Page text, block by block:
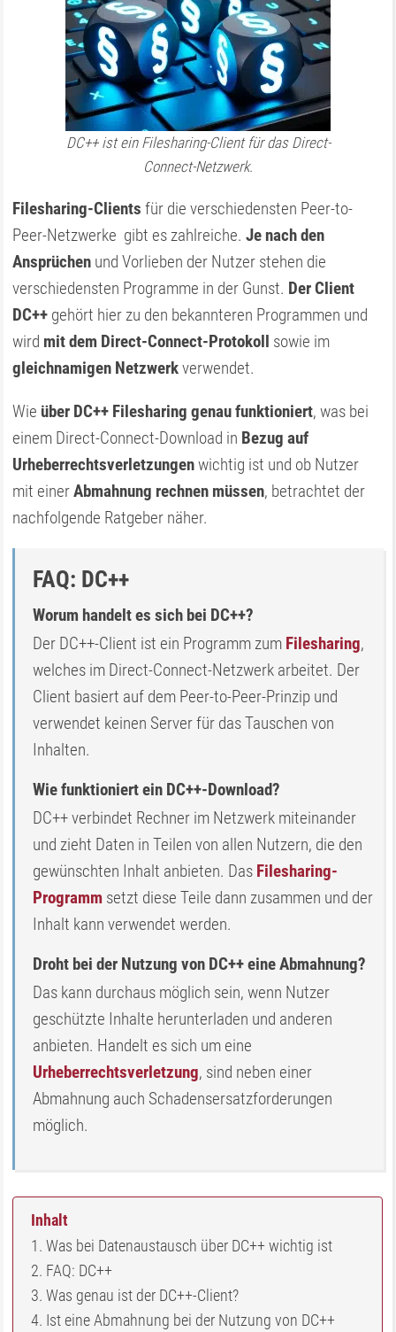
DC++ ist ein Filesharing-Client für das Direct-
Connect-Netzwerk.
Filesharing-Clients für die verschiedensten Peer-to-
Peer-Netzwerke gibt es zahlreiche.Je nach den
Ansprüchen und Vorlieben der Nutzer stehen die
verschiedensten Programme in der Gunst. Der Client
DC++ gehört hier zu den bekannteren Programmen und
wird mit dem Direct-Connect-Protokoll sowie im
gleichnamigen Netzwerkverwendet.
Wie über DC++ Filesharing genau funktioniert, was bei
einem Direct-Connect-Download in Bezug auf
Urheberrechtsverletzungenwichtig ist und ob Nutzer
mit einerAbmahnung rechnen müssen, betrachtet der
nachfolgende Ratgeber näher.
FAQ: DC++
Worum handelt es sich bei DC++?
Der DC++-Client ist ein Programm zum Filesharing,
welches im Direct-Connect-Netzwerk arbeitet. Der
Client basiert auf dem Peer-to-Peer-Prinzip und
verwendet keinen Server für das Tauschen von
Inhalten.
Wie funktioniert ein DC++-Download?
DC++ verbindet Rechner im Netzwerk miteinander
und zieht Daten in Teilen von allen Nutzern, die den
gewünschten Inhalt anbieten. Das Filesharing-
Programm setzt diese Teile dann zusammen und der
Inhalt kann verwendet werden.
Droht bei der Nutzung von DC++ eine Abmahnung?
Das kann durchaus möglich sein, wenn Nutzer
geschützte Inhalte herunterladen und anderen
anbieten. Handelt es sich um eine
Urheberrechtsverletzung, sind neben einer
Abmahnung auch Schadensersatzforderungen
möglich.
Inhalt
Was bei Datenaustausch über DC++ wichtig ist
FAQ: DC++
Was genau ist der DC++-Client?
Ist eine Abmahnung bei der Nutzung von DC++